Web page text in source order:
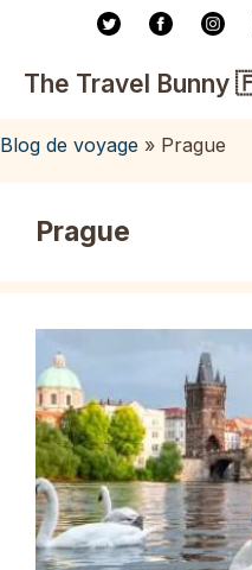
contenu
The Travel Bunny
Blog de voyage » Prague
Prague